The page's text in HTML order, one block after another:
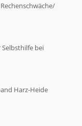
bei
Harz-Heide